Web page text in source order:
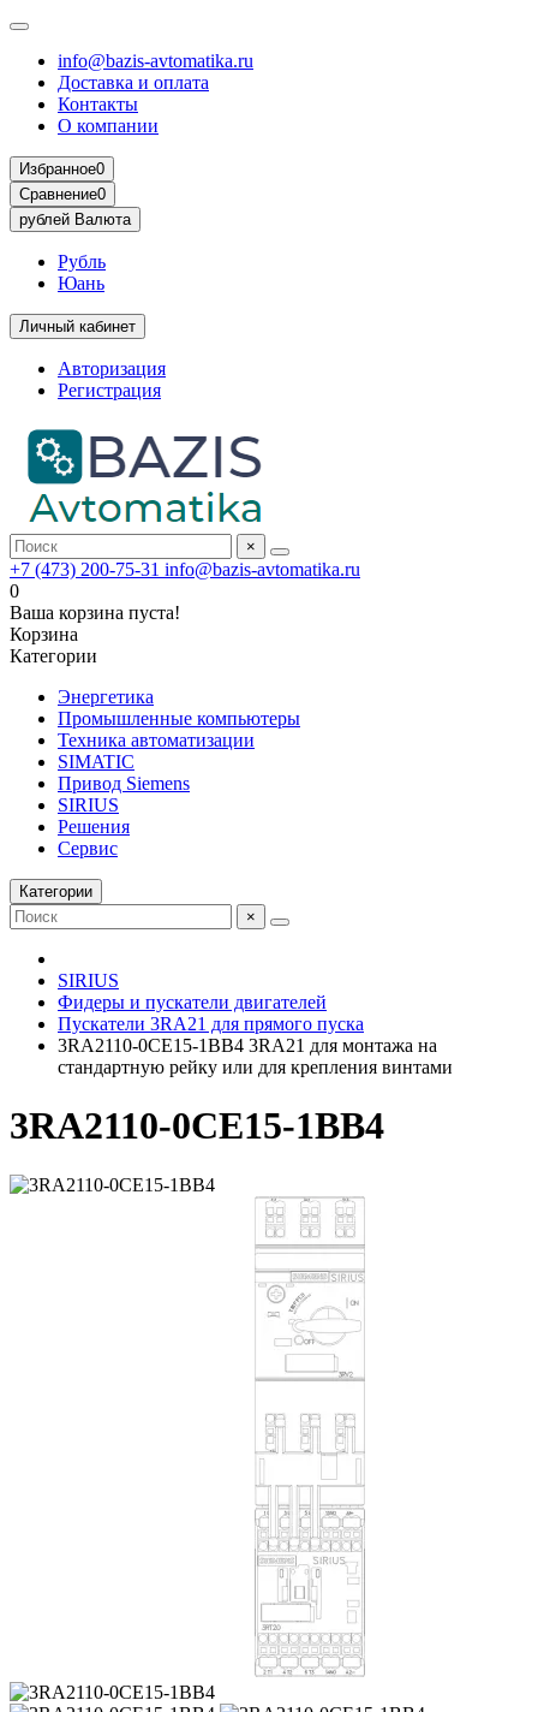
info@bazis-avtomatika.ru
Доставка и оплата
Контакты
О компании
Избранное0
Сравнение0
рублей Валюта
Рубль
Юань
Личный кабинет
Авторизация
Регистрация
×
+7 (473) 200-75-31 info@bazis-avtomatika.ru
0
Ваша корзина пуста!
Корзина
Категории
Энергетика
Промышленные компьютеры
Техника автоматизации
SIMATIC
Привод Siemens
SIRIUS
Решения
Сервис
Категории
×
SIRIUS
Фидеры и пускатели двигателей
Пускатели 3RA21 для прямого пуска
3RA2110-0CE15-1BB4 3RA21 для монтажа на
стандартную рейку или для крепления винтами
3RA2110-0CE15-1BB4